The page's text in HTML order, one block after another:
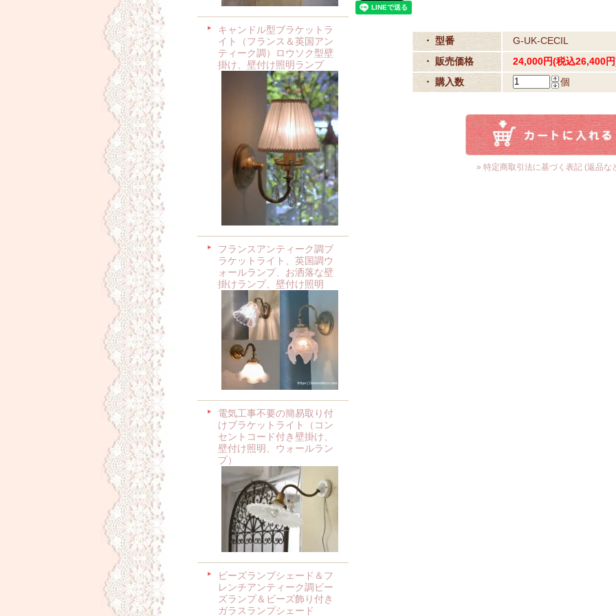
キャンドル型ブラケットラ
イト（フランス＆英国アン
ティーク調）ロウソク型壁
掛け、壁付け照明ランプ
フランスアンティーク調ブ
ラケットライト、英国調ウ
ォールランプ、お洒落な壁
掛けランプ、壁付け照明
電気工事不要の簡易取り付
けブラケットライト（コン
セントコード付き壁掛け、
壁付け照明、ウォールラン
プ）
ビーズランプシェード＆フ
レンチアンティーク調ビー
ズランプ＆ビーズ飾り付き
ガラスランプシェード
・ 型番
G-UK-CECIL
・ 販売価格
24,000円(税込26,400
・ 購入数
個
» 特定商取引法に基づく表記 (返品な